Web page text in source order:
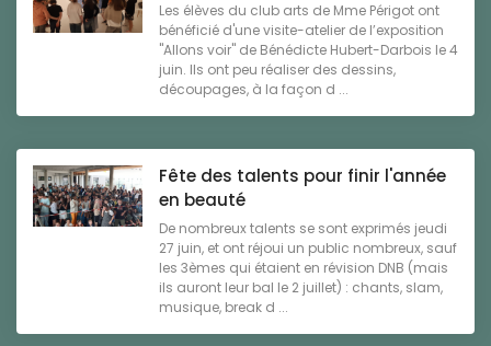
Les élèves du club arts de Mme Périgot ont
bénéficié d'une visite-atelier de l’exposition
"Allons voir" de Bénédicte Hubert-Darbois le 4
juin. Ils ont peu réaliser des dessins,
découpages, à la façon d ...
Fête des talents pour finir l'année
en beauté
De nombreux talents se sont exprimés jeudi
27 juin, et ont réjoui un public nombreux, sauf
les 3èmes qui étaient en révision DNB (mais
ils auront leur bal le 2 juillet) : chants, slam,
musique, break d ...